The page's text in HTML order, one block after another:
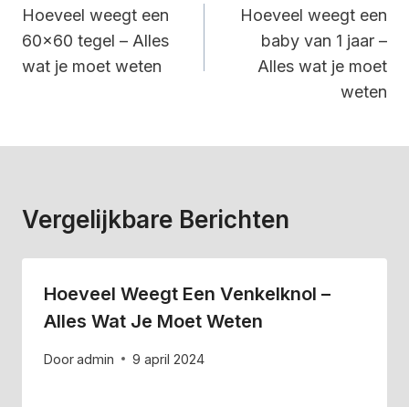
Navigatie
Hoeveel weegt een
60×60 tegel – Alles
wat je moet weten
Hoeveel weegt een
baby van 1 jaar –
Alles wat je moet
weten
Vergelijkbare Berichten
Hoeveel Weegt Een Venkelknol –
Alles Wat Je Moet Weten
Dooradmin 9 april 2024